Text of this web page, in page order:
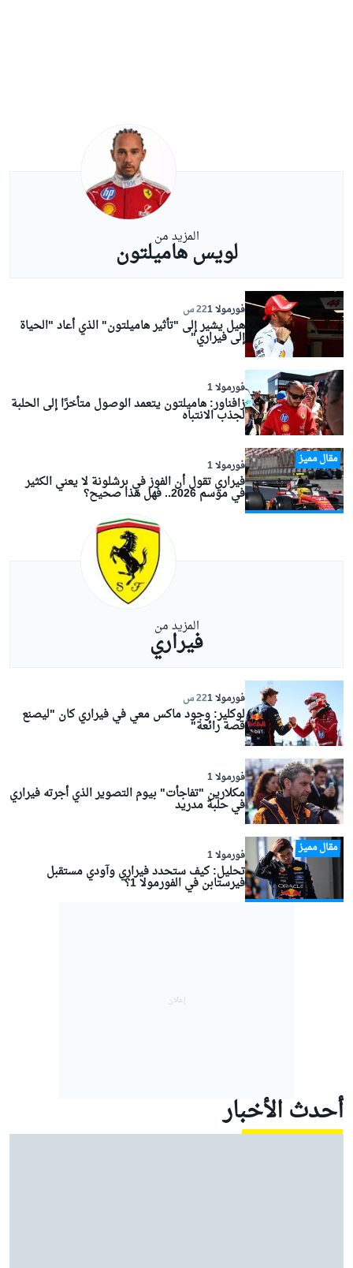
المزيد من
لويس هاميلتون
فورمولا 1 22 س
هيل يشير إلى "تأثير هاميلتون" الذي أعاد "الحياة
إلى فيراري"
فورمولا 1
زافناور: هاميلتون يتعمد الوصول متأخرًا إلى الحلبة
لجذب الانتباه
مقال مميز فورمولا 1
فيراري تقول أن الفوز في برشلونة لا يعني الكثير
في موسم 2026.. فهل هذا صحيح؟
المزيد من
فيراري
فورمولا 1 22 س
لوكلير: وجود ماكس معي في فيراري كان "ليصنع
قصة رائعة"
فورمولا 1
مكلارين "تفاجأت" بيوم التصوير الذي أجرته فيراري
في حلبة مدريد
مقال مميز فورمولا 1
تحليل: كيف ستحدد فيراري وآودي مستقبل
فيرستابن في الفورمولا 1؟
أحدث الأخبار